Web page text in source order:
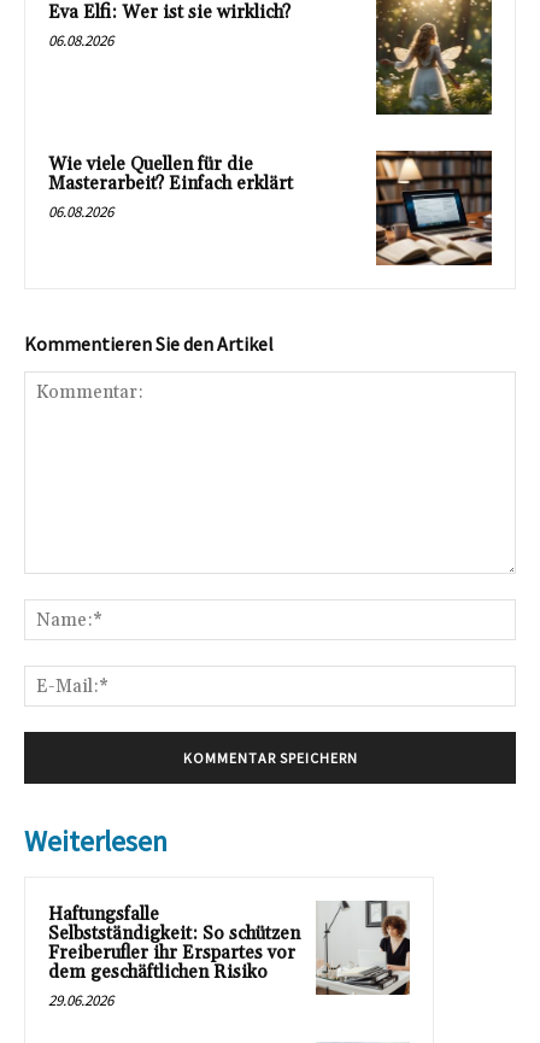
Eva Elfi: Wer ist sie wirklich?
06.08.2026
Wie viele Quellen für die
Masterarbeit? Einfach erklärt
06.08.2026
Kommentieren Sie den Artikel
Weiterlesen
Haftungsfalle
Selbstständigkeit: So schützen
Freiberufler ihr Erspartes vor
dem geschäftlichen Risiko
29.06.2026